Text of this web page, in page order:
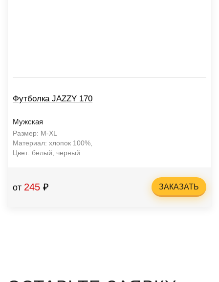
Футболка JAZZY 170
Мужская
Размер: М-XL
Материал: хлопок 100%,
Цвет: белый, черный
от 245 ₽ ЗАКАЗАТЬ